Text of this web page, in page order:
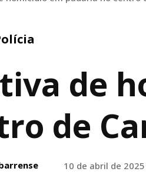
de
de
10 de abril de 2025